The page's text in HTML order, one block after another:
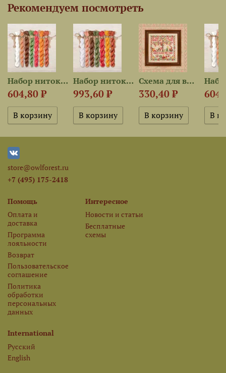
Рекомендуем посмотреть
Набор ниток OwlForest для...
604,80 ₽
Набор ниток OwlForest для...
993,60 ₽
Схема для вышивания...
330,40 ₽
store@owlforest.ru
+7 (495) 175-2418
Помощь
Оплата и
доставка
Программа
лояльности
Возврат
Пользовательское
соглашение
Политика
обработки
персональных
данных
Интересное
Новости и статьи
Бесплатные
схемы
International
Русский
English